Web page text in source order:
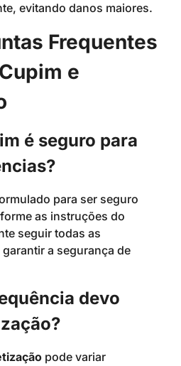
evitando danos maiores.
Frequentes
e
é seguro para
para ser seguro
as instruções do
seguir todas as
a segurança de
devo
pode variar